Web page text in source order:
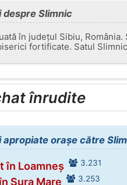
Slimnic
în județul Sibiu,
fortificate. Satul
înrudite
apropiate orașe către
în Loamneș 3.231
Șura Mare 3.253